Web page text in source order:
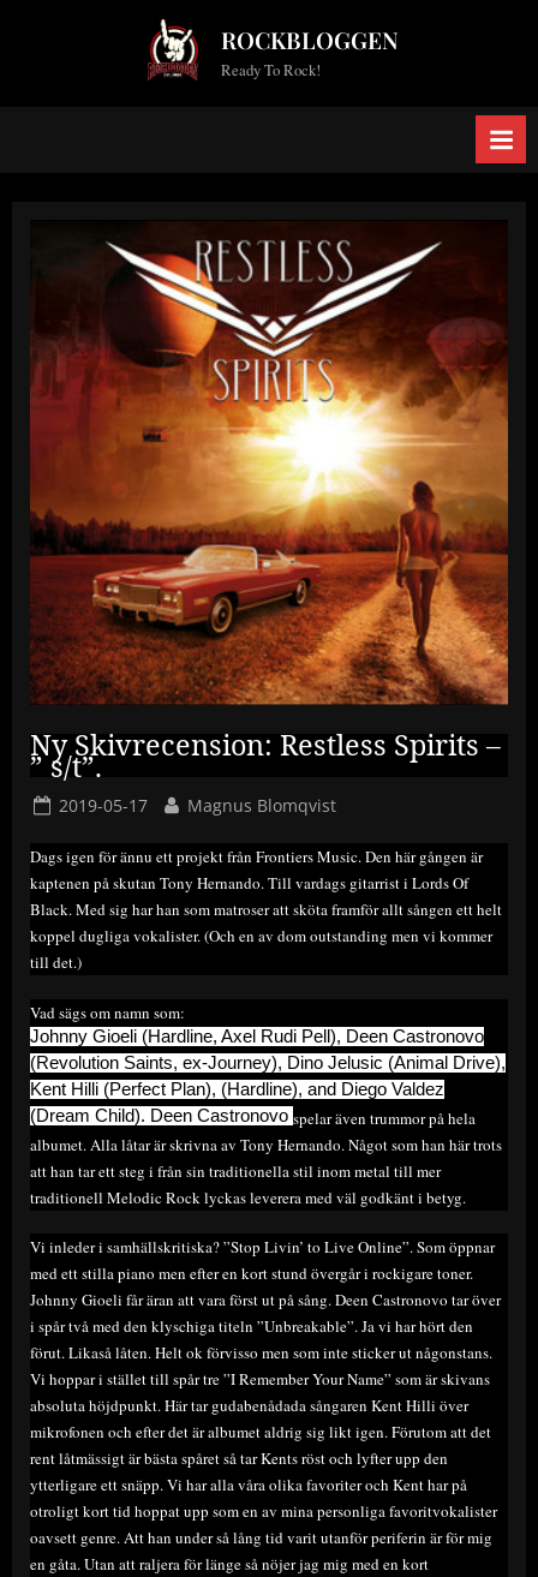
ROCKBLOGGEN
Ready To Rock!
Ny Skivrecension: Restless Spirits –
” s/t”.
Posted
2019-05-17 By
Magnus Blomqvist
Dags igen för ännu ett projekt från Frontiers Music. Den här gången är
kaptenen på skutan Tony Hernando. Till vardags gitarrist i Lords Of
Black. Med sig har han som matroser att sköta framför allt sången ett helt
koppel dugliga vokalister. (Och en av dom outstanding men vi kommer
till det.)
Vad sägs om namn som:
Johnny Gioeli (Hardline, Axel Rudi Pell), Deen Castronovo
(Revolution Saints, ex-Journey), Dino Jelusic (Animal Drive),
Kent Hilli (Perfect Plan), (Hardline), and Diego Valdez
(Dream Child). Deen Castronovo spelar även trummor på hela
albumet. Alla låtar är skrivna av Tony Hernando. Något som han här trots
att han tar ett steg i från sin traditionella stil inom metal till mer
traditionell Melodic Rock lyckas leverera med väl godkänt i betyg.
Vi inleder i samhällskritiska? ”Stop Livin’ to Live Online”. Som öppnar
med ett stilla piano men efter en kort stund övergår i rockigare toner.
Johnny Gioeli får äran att vara först ut på sång. Deen Castronovo tar över
i spår två med den klyschiga titeln ”Unbreakable”. Ja vi har hört den
förut. Likaså låten. Helt ok förvisso men som inte sticker ut någonstans.
Vi hoppar i stället till spår tre ”I Remember Your Name” som är skivans
absoluta höjdpunkt. Här tar gudabenådada sångaren Kent Hilli över
mikrofonen och efter det är albumet aldrig sig likt igen. Förutom att det
rent låtmässigt är bästa spåret så tar Kents röst och lyfter upp den
ytterligare ett snäpp. Vi har alla våra olika favoriter och Kent har på
otroligt kort tid hoppat upp som en av mina personliga favoritvokalister
oavsett genre. Att han under så lång tid varit utanför periferin är för mig
en gåta. Utan att raljera för länge så nöjer jag mig med en kort